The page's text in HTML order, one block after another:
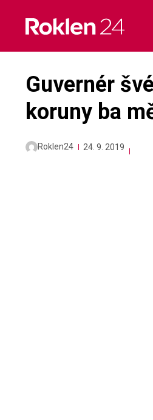
content
Guvernér
koruny ba
Roklen24 24. 9. 2019